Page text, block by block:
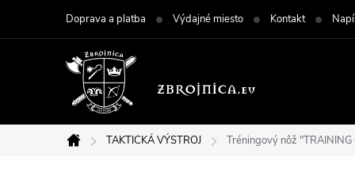
Doprava a platba Výdajné miesto Kontakt
Domov
TAKTICKÁ VÝSTROJ Tréningový nôž "TRAINING